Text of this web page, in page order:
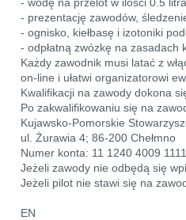
- prezentację zawodów,
- ognisko, kiełbasę i izotoniki
- odpłatną zwózkę na zasadach
Każdy zawodnik musi latać z
on-line i ułatwi organizatorowi
Kwalifikacji na zawody dokona
Po zakwalifikowaniu się na
Kujawsko-Pomorskie
ul. Żurawia 4; 86-200 Chełmno
Numer konta: 11 1240 4009
Jeżeli zawody nie odbędą się
Jeżeli pilot nie stawi się na
EN